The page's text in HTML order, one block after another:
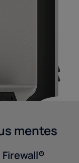
mentes